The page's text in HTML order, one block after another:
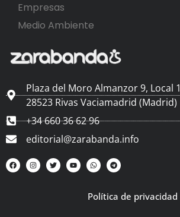
Empresas
Medio Ambiente
Plaza del Moro Almanzor 9, Local 1
28523 Rivas Vaciamadrid (Madrid)
+34 660 36 62 96
editorial@zarabanda.info
Política de privacidad